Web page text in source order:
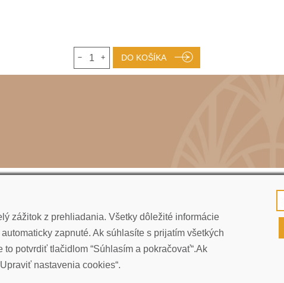
1 DO KOŠÍKA
zážitok z prehliadania. Všetky dôležité informácie
zapnuté. Ak súhlasíte s prijatím všetkých
potvrdiť tlačidlom “Súhlasím a pokračovať“.Ak
nastavenia cookies“.